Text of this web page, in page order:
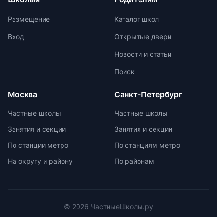
учитывать ее преимущества и
возможности семьи. Важно
проверить наличие
государственной аккредитации,
лямки с регулируемыми
креплениями. Изделие должно
быть прочным, с дышащей
подкладкой, водоотталкивающей
При выборе ранца проверяйте
Размещение
Вход
Каталог школ
Открытые двери
Новости и статьи
Поиск
Москва
Частные школы
Занятия и секции
По станции метро
На округу и району
Санкт-Петербург
Частные школы
Занятия и секции
По станциям метро
По районам
© 2026 ЧастныеШколы.ру